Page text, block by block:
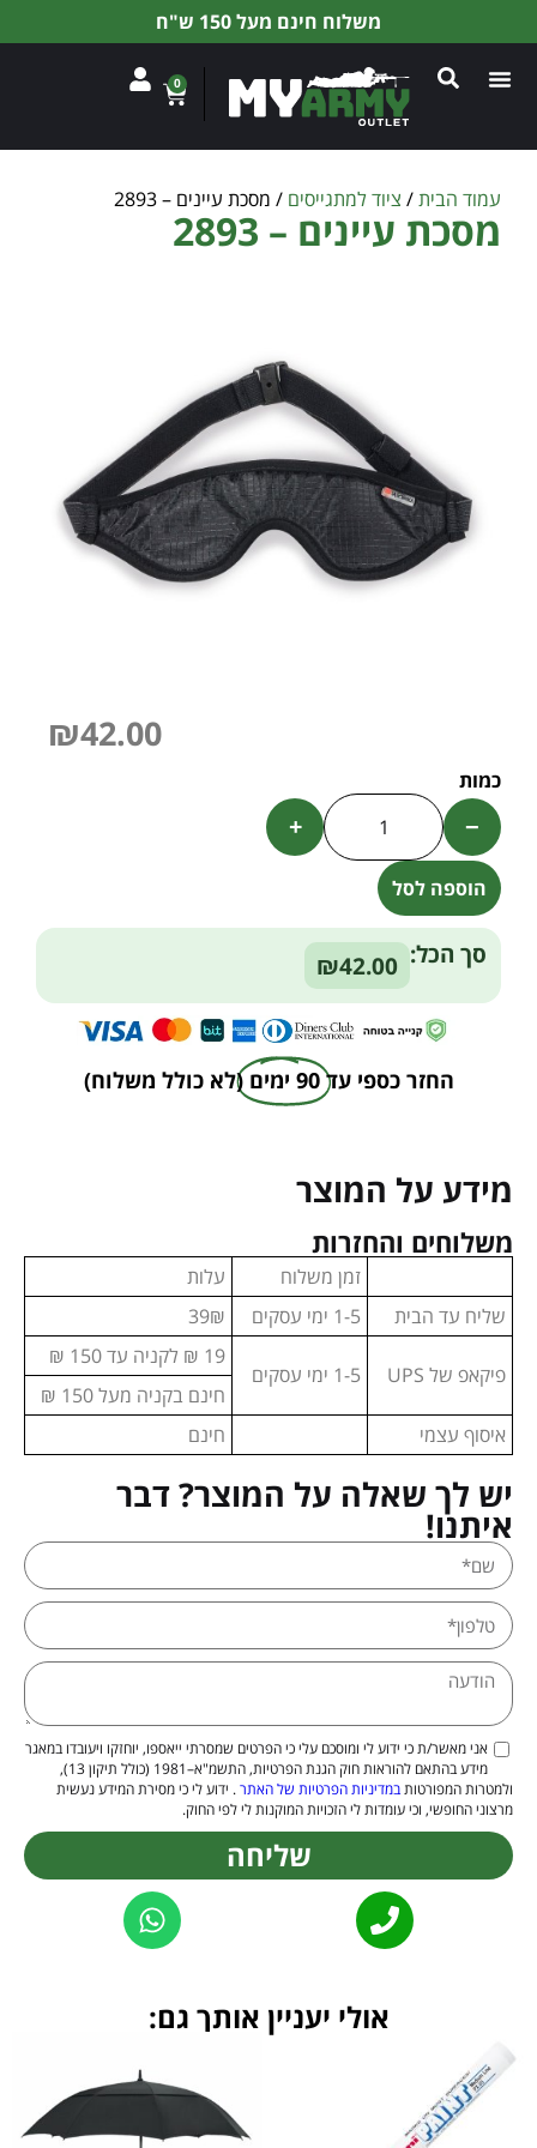
משלוח חינם מעל 150 ש"ח
0
עמוד הבית/ ציוד למתגייסים / מסכת עיינים – 2893
מסכת עיינים – 2893
₪42.00
−
+
הוספה לסל
Alternative:
סך הכל: ₪42.00
החזר כספי עד 90 ימים (לא כולל משלוח)
מידע על המוצר
משלוחים והחזרות
זמן משלוח
עלות
שליח עד הבית
1-5 ימי עסקים 39₪
פיקאפ של UPS 1-5 ימי עסקים
19 ₪ לקניה עד 150 ₪
חינם בקניה מעל 150 ₪
איסוף עצמי
חינם
יש לך שאלה על המוצר? דבר
איתנו!
אני מאשר/ת כי ידוע לי ומוסכם עלי כי הפרטים שמסרתי ייאספו, יוחזקו ויעובדו במאגר
מידע בהתאם להוראות חוק הגנת הפרטיות, התשמ"א–1981 (כולל תיקון 13),
ולמטרות המפורטותבמדיניות הפרטיות של האתר. ידוע לי כי מסירת המידע נעשית
מרצוני החופשי, וכי עומדות לי הזכויות המוקנות לי לפי החוק.
שליחה
אולי יעניין אותך גם: